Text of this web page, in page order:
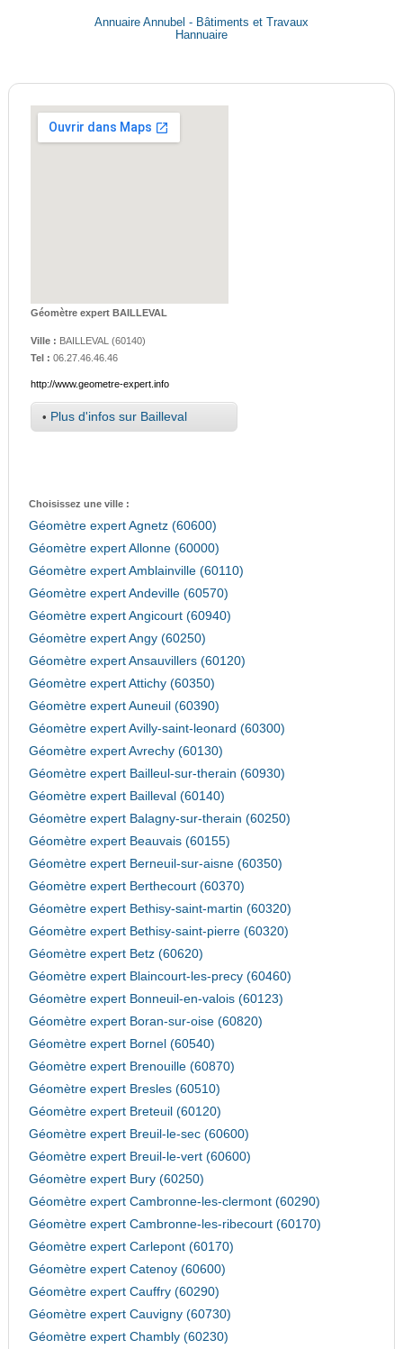
Annuaire Annubel - Bâtiments et Travaux
Hannuaire
Géomètre expert BAILLEVAL
Ville : BAILLEVAL(60140)
Tel : 06.27.46.46.46
http://www.geometre-expert.info
• Plus d'infos sur Bailleval
Choisissez une ville :
Géomètre expert Agnetz (60600)
Géomètre expert Allonne (60000)
Géomètre expert Amblainville (60110)
Géomètre expert Andeville (60570)
Géomètre expert Angicourt (60940)
Géomètre expert Angy (60250)
Géomètre expert Ansauvillers (60120)
Géomètre expert Attichy (60350)
Géomètre expert Auneuil (60390)
Géomètre expert Avilly-saint-leonard (60300)
Géomètre expert Avrechy (60130)
Géomètre expert Bailleul-sur-therain (60930)
Géomètre expert Bailleval (60140)
Géomètre expert Balagny-sur-therain (60250)
Géomètre expert Beauvais (60155)
Géomètre expert Berneuil-sur-aisne (60350)
Géomètre expert Berthecourt (60370)
Géomètre expert Bethisy-saint-martin (60320)
Géomètre expert Bethisy-saint-pierre (60320)
Géomètre expert Betz (60620)
Géomètre expert Blaincourt-les-precy (60460)
Géomètre expert Bonneuil-en-valois (60123)
Géomètre expert Boran-sur-oise (60820)
Géomètre expert Bornel (60540)
Géomètre expert Brenouille (60870)
Géomètre expert Bresles (60510)
Géomètre expert Breteuil (60120)
Géomètre expert Breuil-le-sec (60600)
Géomètre expert Breuil-le-vert (60600)
Géomètre expert Bury (60250)
Géomètre expert Cambronne-les-clermont (60290)
Géomètre expert Cambronne-les-ribecourt (60170)
Géomètre expert Carlepont (60170)
Géomètre expert Catenoy (60600)
Géomètre expert Cauffry (60290)
Géomètre expert Cauvigny (60730)
Géomètre expert Chambly (60230)